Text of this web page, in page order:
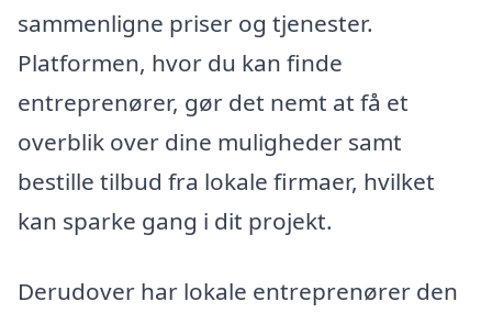
sammenligne priser og tjenester.
Platformen, hvor du kan finde
entreprenører, gør det nemt at få et
overblik over dine muligheder samt
bestille tilbud fra lokale firmaer, hvilket
kan sparke gang i dit projekt.
Derudover har lokale entreprenører den